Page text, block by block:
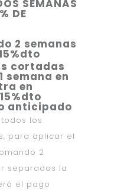
SEMANAS
DE
2 semanas
cortadas
semana en
en
anticipado
los
para aplicar el
2
separadas la
el pago